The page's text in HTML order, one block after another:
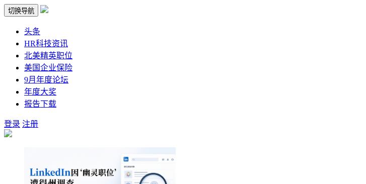
切换导航
头条
HR科技资讯
北美精英职位
美国企业保险
9月年度论坛
年度大奖
报告下载
登录 注册